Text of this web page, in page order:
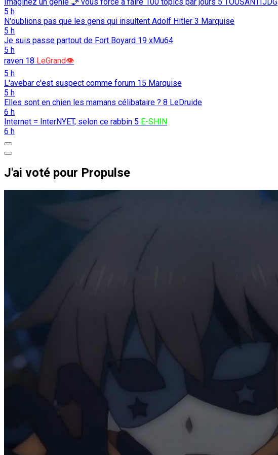
5 h
N'oublions pas que les gens qui insultent Adolf Hitler 3 Marquise
5 h
Je suis passe partout de Fort Boyard 19 xMu64
5 h
raven 18 LeGrand👁️
5 h
L'avebar c'est suspect comme forum 15 Marquise
5 h
Elles sont en chien les mamans célibataire ? 8 LeDruide
6 h
Internet = InterNYET, selon ce rabbin 5 E-SHIN
6 h
J'ai voté pour Propulse